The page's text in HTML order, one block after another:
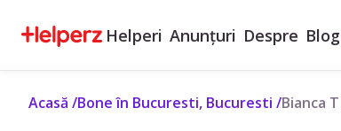
Helperi Anunțuri Despre Blog
Acasă /Bone în Bucuresti, Bucuresti /Bianca T